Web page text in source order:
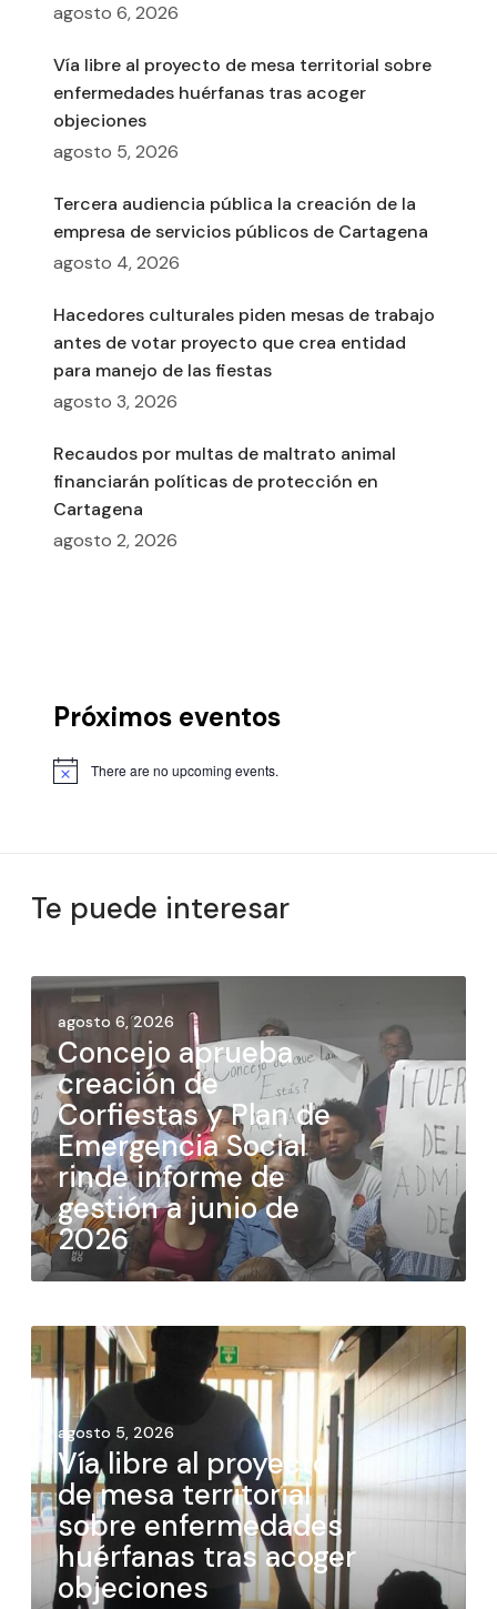
agosto 6, 2026
Vía libre al proyecto de mesa territorial sobre
enfermedades huérfanas tras acoger
objeciones
agosto 5, 2026
Tercera audiencia pública la creación de la
empresa de servicios públicos de Cartagena
agosto 4, 2026
Hacedores culturales piden mesas de trabajo
antes de votar proyecto que crea entidad
para manejo de las fiestas
agosto 3, 2026
Recaudos por multas de maltrato animal
financiarán políticas de protección en
Cartagena
agosto 2, 2026
Próximos eventos
There are no upcoming events.
Te puede interesar
agosto 6, 2026
Concejo aprueba
creación de
Corfiestas y Plan de
Emergencia Social
rinde informe de
gestión a junio de
2026
agosto 5, 2026
Vía libre al proyecto
de mesa territorial
sobre enfermedades
huérfanas tras acoger
objeciones